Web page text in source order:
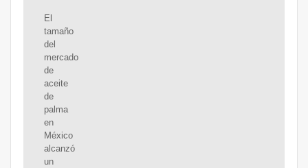
El
tamaño
del
mercado
de
aceite
de
palma
en
México
alcanzó
un